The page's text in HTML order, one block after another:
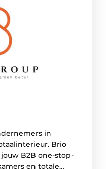
in
Brio
B2B one-stop-
en totale